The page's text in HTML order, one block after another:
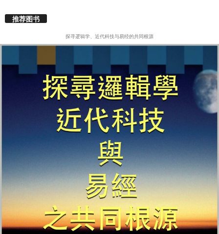
推荐图书
探寻逻辑学、近代科技与易经的共同根源